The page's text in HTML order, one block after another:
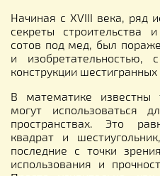
Начиная с XVIII века, ряд
секреты строительства
сотов под мед, был
и
конструкции шестигранных
В математике известны
могут использоваться
пространствах. Это
квадрат и
последние с точки
использования и